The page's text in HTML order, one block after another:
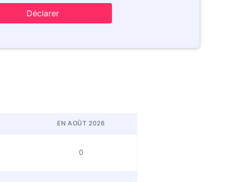
Déclarer
EN AOÛT 2026
0